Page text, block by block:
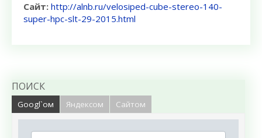
Сайт: http://alnb.ru/velosiped-cube-stereo-140-
super-hpc-slt-29-2015.html
ПОИСК
Googl`ом Яндексом Сайтом